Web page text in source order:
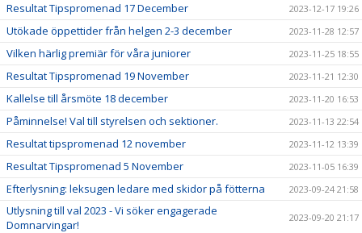
Resultat Tipspromenad 17 December 2023-12-17 19:26
Utökade öppettider från helgen 2-3 december 2023-11-28 12:57
Vilken härlig premiär för våra juniorer 2023-11-25 18:55
Resultat Tipspromenad 19 November 2023-11-21 12:30
Kallelse till årsmöte 18 december 2023-11-20 16:53
Påminnelse! Val till styrelsen och sektioner. 2023-11-13 22:54
Resultat tipspromenad 12 november 2023-11-12 13:39
Resultat Tipspromenad 5 November 2023-11-05 16:39
Efterlysning: leksugen ledare med skidor på fötterna 2023-09-24 21:58
Utlysning till val 2023 - Vi söker engagerade
Domnarvingar!
2023-09-20 21:17